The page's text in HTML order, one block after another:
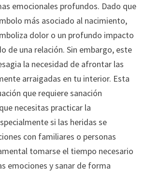
emocionales profundos. Dado que
más asociado al nacimiento,
dolor o un profundo impacto
de una relación. Sin embargo, este
la necesidad de afrontar las
arraigadas en tu interior. Esta
que requiere sanación
necesitas practicar la
si las heridas se
con familiares o personas
tomarse el tiempo necesario
emociones y sanar de forma